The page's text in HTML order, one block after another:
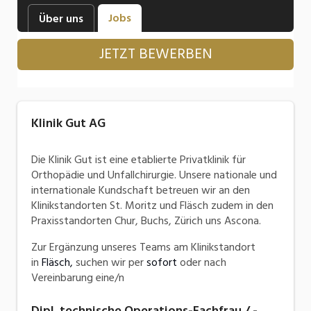
Industrie, Maschinenbau, Anlagenbau,
Produktion
Informatik, Telekommunikation
Mechanik, Elektronik, Optik, Textil (Fertigung)
Medizin, Gesundheitswesen, Pflege
Sicherheit, Rettung, Polizei, Zoll
Verkauf, Handel, Kundenberatung,
Aussendienst
Über uns Jobs
JETZT BEWERBEN
Klinik Gut AG
Die Klinik Gut ist eine etablierte Privatklinik für
Orthopädie und Unfallchirurgie. Unsere nationale und
internationale Kundschaft betreuen wir an den
Klinikstandorten St. Moritz und Fläsch zudem in den
Praxisstandorten Chur, Buchs, Zürich uns Ascona.
Zur Ergänzung unseres Teams am Klinikstandort
inFläsch,suchen wir persofortoder nach
Vereinbarung eine/n